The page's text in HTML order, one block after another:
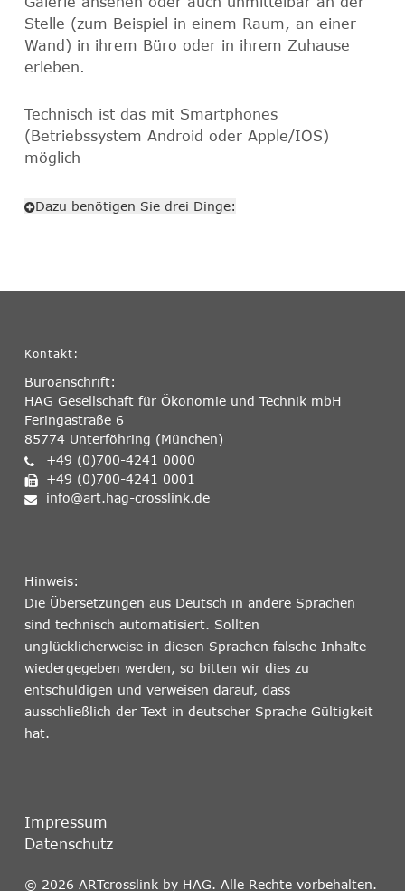
Stelle (zum Beispiel in einem Raum, an einer
Wand) in ihrem Büro oder in ihrem Zuhause
erleben.
Technisch ist das mit Smartphones
(Betriebssystem Android oder Apple/IOS)
möglich
Dazu benötigen Sie drei Dinge:
Kontakt:
Büroanschrift:
HAG Gesellschaft für Ökonomie und Technik mbH
Feringastraße 6
85774 Unterföhring (München)
+49 (0)700-4241 0000
+49 (0)700-4241 0001
info@art.hag-crosslink.de
Hinweis:
Die Übersetzungen aus Deutsch in andere Sprachen
sind technisch automatisiert. Sollten
unglücklicherweise in diesen Sprachen falsche Inhalte
wiedergegeben werden, so bitten wir dies zu
entschuldigen und verweisen darauf, dass
ausschließlich der Text in deutscher Sprache Gültigkeit
hat.
Impressum
Datenschutz
© 2026 ARTcrosslink by HAG. Alle Rechte vorbehalten.